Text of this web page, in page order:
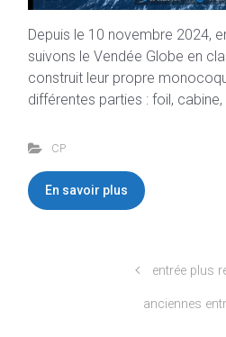
Depuis le 10 novembre 2024,
suivons le Vendée Globe en
construit leur propre
différentes parties : foil, cabine,
CP
En savoir plus
entrée plus
anciennes